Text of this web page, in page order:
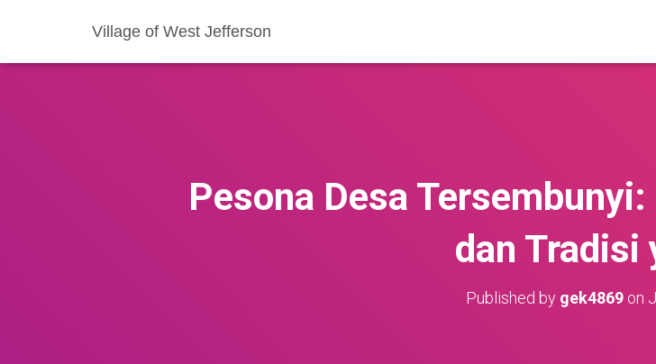
Village of West Jefferson
Pesona Desa
dan Tradisi
Published by gek4869on